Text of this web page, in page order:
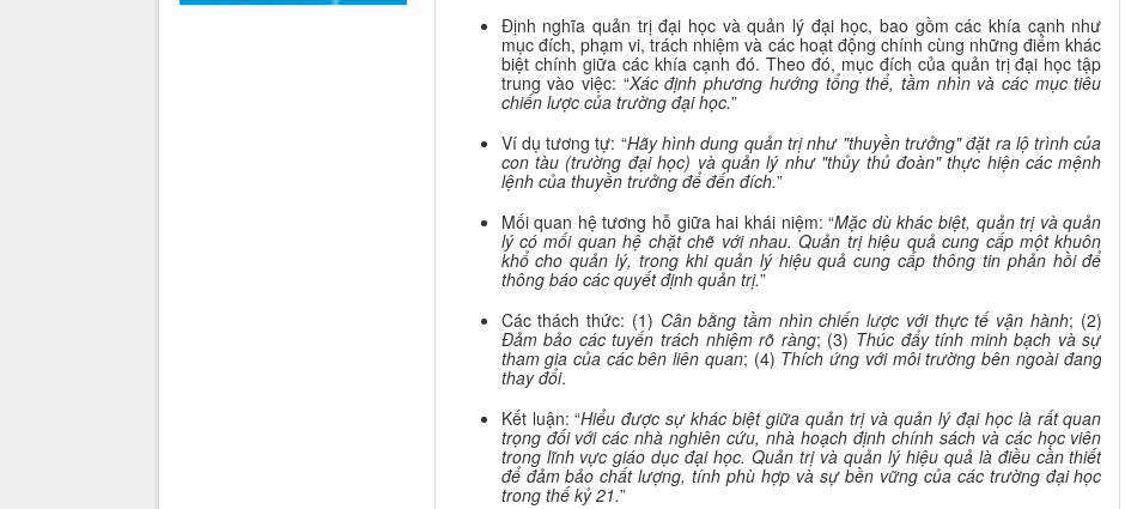
Định nghĩa quản trị đại học và quản lý đại học, bao gồm các khía cạnh như
mục đích, phạm vi, trách nhiệm và các hoạt động chính cùng những điểm khác
biệt chính giữa các khía cạnh đó. Theo đó, mục đích của quản trị đại học tập
trung vào việc: “Xác định phương hướng tổng thể, tầm nhìn và các mục tiêu
chiến lược của trường đại học.”
Ví dụ tương tự: “Hãy hình dung quản trị như "thuyền trưởng" đặt ra lộ trình của
con tàu (trường đại học) và quản lý như "thủy thủ đoàn" thực hiện các mệnh
lệnh của thuyền trưởng để đến đích.”
Mối quan hệ tương hỗ giữa hai khái niệm: “Mặc dù khác biệt, quản trị và quản
lý có mối quan hệ chặt chẽ với nhau. Quản trị hiệu quả cung cấp một khuôn
khổ cho quản lý, trong khi quản lý hiệu quả cung cấp thông tin phản hồi để
thông báo các quyết định quản trị.”
Các thách thức: (1) Cân bằng tầm nhìn chiến lược với thực tế vận hành; (2)
Đảm bảo các tuyến trách nhiệm rõ ràng; (3) Thúc đẩy tính minh bạch và sự
tham gia của các bên liên quan; (4) Thích ứng với môi trường bên ngoài đang
thay đổi.
Kết luận: “Hiểu được sự khác biệt giữa quản trị và quản lý đại học là rất quan
trọng đối với các nhà nghiên cứu, nhà hoạch định chính sách và các học viên
trong lĩnh vực giáo dục đại học. Quản trị và quản lý hiệu quả là điều cần thiết
để đảm bảo chất lượng, tính phù hợp và sự bền vững của các trường đại học
trong thế kỷ 21.”